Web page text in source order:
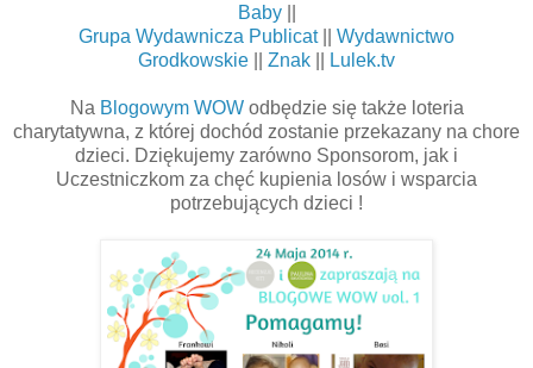
Baby||
Grupa Wydawnicza Publicat|| Wydawnictwo
Grodkowskie
Znak Lulek.tv
Na Blogowym WOWodbędzie się także loteria
charytatywna, z której dochód zostanie przekazany na chore
dzieci. Dziękujemy zarówno Sponsorom, jak i
Uczestniczkom za chęć kupienia losów i wsparcia
potrzebujących dzieci !